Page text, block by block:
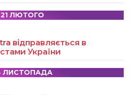
21 ЛЮТОГО
відправляється в
України
ЛИСТОПАДА